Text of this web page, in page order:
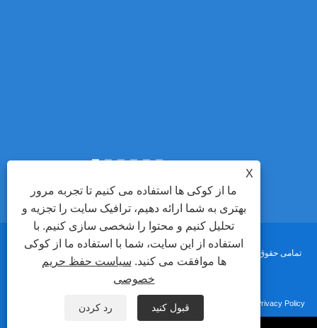
پیوندها Sitemap RSS Privacy Policy
X
ما از کوکی ها استفاده می کنیم تا تجربه مرور
بهتری به شما ارائه دهیم، ترافیک سایت را تجزیه و
تحلیل کنیم و محتوا را شخصی سازی کنیم. با
استفاده از این سایت، شما با استفاده ما از کوکی
ها موافقت می کنید. سیاست حفظ حریم
خصوصی
رد کردن قبول کنید